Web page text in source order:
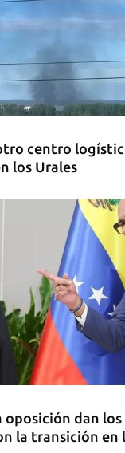
centro
los Urales
oposición dan
la transición en